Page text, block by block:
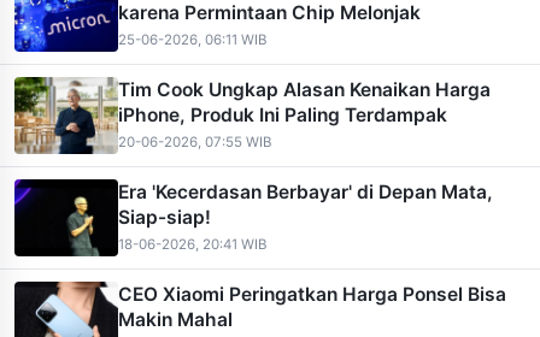
karena Permintaan Chip Melonjak
25-06-2026, 06:11 WIB
Tim Cook Ungkap Alasan Kenaikan Harga
iPhone, Produk Ini Paling Terdampak
20-06-2026, 07:55 WIB
Era 'Kecerdasan Berbayar' di Depan Mata,
Siap-siap!
18-06-2026, 20:41 WIB
CEO Xiaomi Peringatkan Harga Ponsel Bisa
Makin Mahal